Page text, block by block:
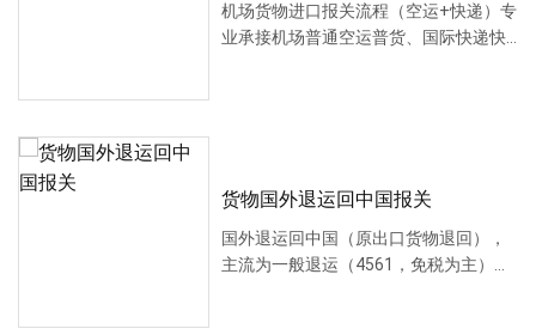
机场货物进口报关流程（空运+快递）专
业承接机场普通空运普货、国际快递快
货物国外退运回中国报关
国外退运回中国（原出口货物退回），
主流为一般退运（4561，免税为主）；